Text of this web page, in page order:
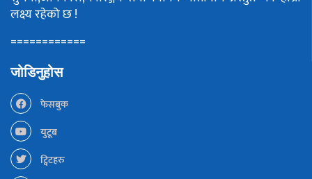
लक्ष्य रहेको छ !
============
जोडिनुहोस
फेसबुक
युटूब
ट्विटहरु